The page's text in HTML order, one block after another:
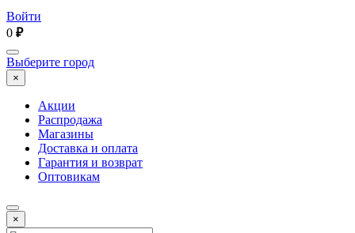
Войти
0 ₽
Выберите город
×
Акции
Распродажа
Магазины
Доставка и оплата
Гарантия и возврат
Оптовикам
×